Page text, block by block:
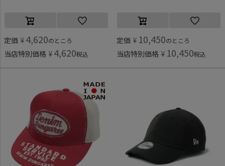
定価 ¥ 4,620のところ
当店特別価格 ¥ 4,620税込
定価 ¥ 10,450のところ
当店特別価格 ¥ 10,450税込